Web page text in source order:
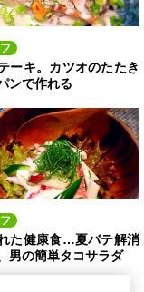
ーキ。カツオのたたき
ンで作れる
た健康食…夏バテ解消
男の簡単タコサラダ